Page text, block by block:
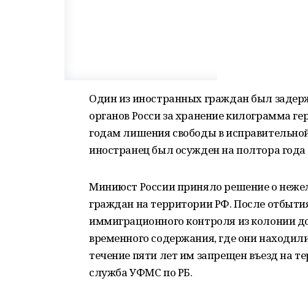
Один из иностранных граждан был
органов Росси за хранение килограмма
годам лишения свободы в
иностранец был осужден на полтора года
Миниюст России приняло решение о
граждан на территории РФ. После
иммиграционного контроля из колонии
временного содержания, где они
течение пяти лет им запрещен въезд на
служба УФМС по РБ.